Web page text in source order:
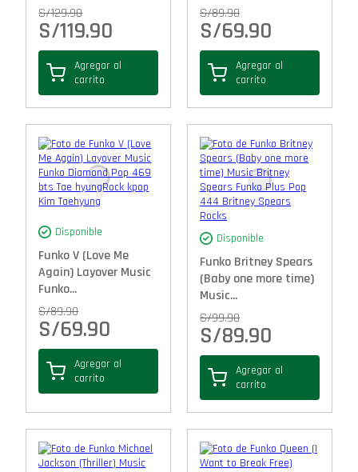
S/129.90
S/119.90
Agregar al
carrito
S/89.90
S/69.90
Agregar al
carrito
Disponible
Funko V (Love Me
Again) Layover Music
Funko...
S/89.90
S/69.90
Agregar al
carrito
Disponible
Funko Britney Spears
(Baby one more time)
Music...
S/99.90
S/89.90
Agregar al
carrito